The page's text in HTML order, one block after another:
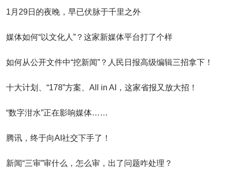
1月29日的夜晚，早已伏脉于千里之外
媒体如何“以文化人”？这家新媒体平台打了个样
如何从公开文件中“挖新闻”？人民日报高级编辑三招拿下！
十大计划、“178”方案、All in AI，这家省报又放大招！
“数字泔水”正在影响媒体……
腾讯，终于向AI社交下手了！
新闻“三审”审什么，怎么审，出了问题咋处理？